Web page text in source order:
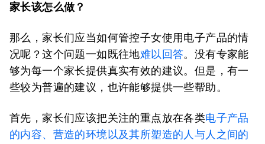
家长该怎么做？
那么，家长们应当如何管控子女使用电子产品的情
况呢？这个问题一如既往地难以回答。没有专家能
够为每一个家长提供真实有效的建议。但是，有一
些较为普遍的建议，也许能够提供一些帮助。
首先，家长们应该把关注的重点放在各类电子产品
的内容、营造的环境以及其所塑造的人与人之间的